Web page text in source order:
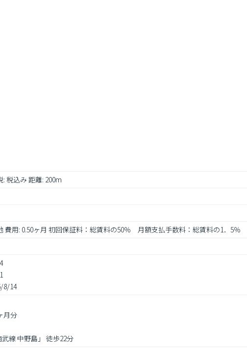
: 税込み 距離: 200m
費用: 0.50ヶ月 初回保証料：総賃料の50％　月額支払手数料：総賃料の1．5％
8/14
月分
線 中野島」 徒歩22分